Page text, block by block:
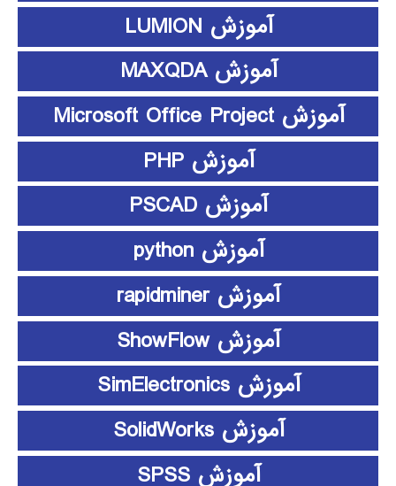
آموزش LUMION
آموزش MAXQDA
آموزش Microsoft Office Project
آموزش PHP
آموزش PSCAD
آموزش python
آموزش rapidminer
آموزش ShowFlow
آموزش SimElectronics
آموزش SolidWorks
آموزش SPSS